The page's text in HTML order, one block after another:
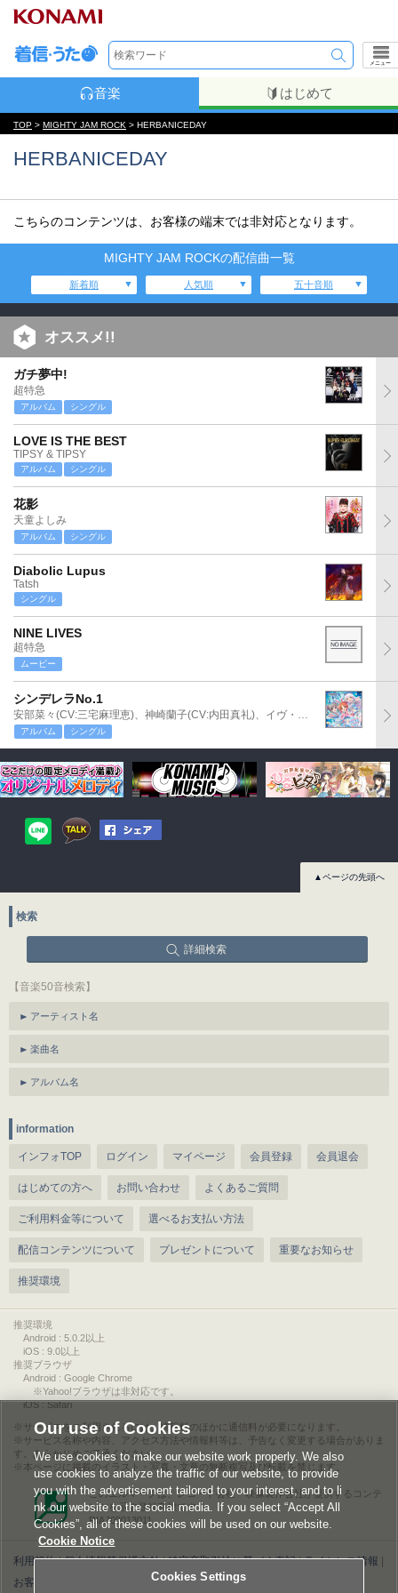
メニュー
音楽 はじめて
TOP > MIGHTY JAM ROCK > HERBANICEDAY
HERBANICEDAY
こちらのコンテンツは、お客様の端末では非対応となります。
MIGHTY JAM ROCKの配信曲一覧
新着順 人気順 五十音順
オススメ!!
ガチ夢中!
超特急
アルバム シングル
LOVE IS THE BEST
TIPSY & TIPSY
アルバム シングル
花影
天童よしみ
アルバム シングル
Diabolic Lupus
Tatsh
シングル
NINE LIVES
超特急
ムービー
シンデレラNo.1
安部菜々(CV:三宅麻理恵)、神崎蘭子(CV:内田真礼)、イヴ・サンタクロース(CV:松永あかね)
アルバム シングル
▲ページの先頭へ
検索
詳細検索
【音楽50音検索】
アーティスト名
楽曲名
アルバム名
information
インフォTOP ログイン マイページ 会員登録 会員退会
はじめての方へ お問い合わせ よくあるご質問
ご利用料金等について 選べるお支払い方法
配信コンテンツについて プレゼントについて 重要なお知らせ
推奨環境
推奨環境
Android : 5.0.2以上
iOS : 9.0以上
推奨ブラウザ
Android : Google Chrome
※Yahoo!ブラウザは非対応です。
iOS : Safari
サービスをご利用されるには、情報料のほかに通信料が必要になります。
サービス名称や内容、アクセス方法や情報料等は、予告なく変更する場合がありま
す。あらかじめご了承ください。
本ページに掲載のイラスト・写真・文章の無断複写及び転載を禁じます。
このエルマークは、レコード会社・映像製作会社が提供するコンテ
ンツを示す登録商標です。
RIAJ00013011
利用規約|個人情報等保護方針|特定商取引法に基づく表記|ライセンス情報
お客様情報の外部送信について|Cookies Settings
Our use of Cookies
We use cookies to make our website work properly. We also
use cookies to analyze the traffic of our website, to provide
you with the advertisement tailored to your interest, and to li
nk our website to the social media. If you select “Accept All
Cookies”, all of these cookies will be used on our website.
Cookie Notice
Cookies Settings